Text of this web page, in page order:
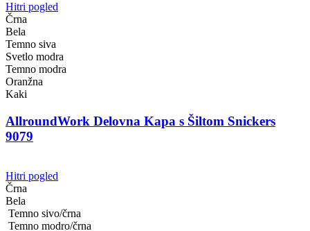
Hitri pogled
Črna
Bela
Temno siva
Svetlo modra
Temno modra
Oranžna
Kaki
AllroundWork Delovna Kapa s Šiltom Snickers
9079
Hitri pogled
Črna
Bela
Temno sivo/črna
Temno modro/črna